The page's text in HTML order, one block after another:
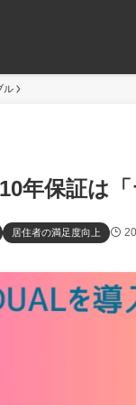
ル
年保証は
居住者の満足度向上